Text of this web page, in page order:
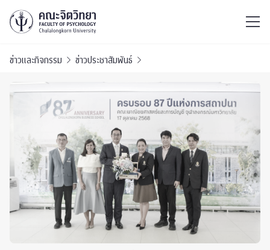
ข่าวและกิจกรรม ข่าวประชาสัมพันธ์